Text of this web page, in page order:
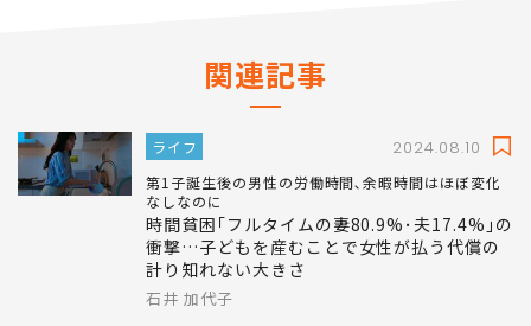
関連記事
ライフ 2024.08.10
第1子誕生後の男性の労働時間､余暇時間はほぼ変化
なしなのに
時間貧困｢フルタイムの妻80.9%･夫17.4%｣の
衝撃…子どもを産むことで女性が払う代償の
計り知れない大きさ
石井 加代子